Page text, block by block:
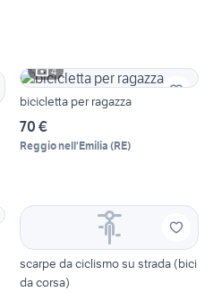
4
bicicletta per ragazza
70 €
Reggio nell'Emilia (RE)
scarpe da ciclismo su strada (bici
da corsa)